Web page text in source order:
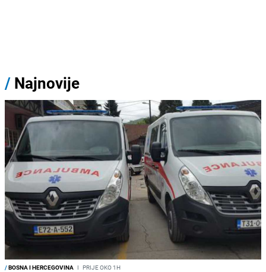
/ Najnovije
/BOSNA I HERCEGOVINA I PRIJE OKO 1H